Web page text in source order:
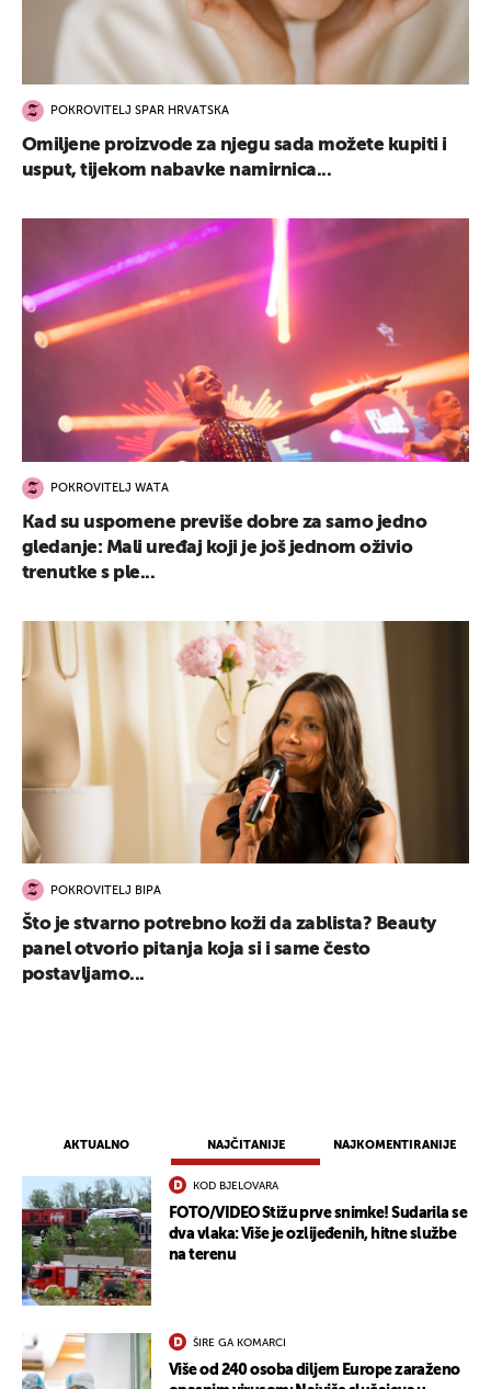
AKTUALNO NAJČITANIJE NAJKOMENTIRANIJE
KOD BJELOVARA
FOTO/VIDEO Stižu prve snimke! Sudarila se
dva vlaka: Više je ozlijeđenih, hitne službe
na terenu
ŠIRE GA KOMARCI
Više od 240 osoba diljem Europe zaraženo
POKROVITELJ SPAR HRVATSKA
Omiljene proizvode za njegu sada možete kupiti i
usput, tijekom nabavke namirnica...
POKROVITELJ WATA
Kad su uspomene previše dobre za samo jedno
gledanje: Mali uređaj koji je još jednom oživio
trenutke s ple...
POKROVITELJ BIPA
Što je stvarno potrebno koži da zablista? Beauty
panel otvorio pitanja koja si i same često
postavljamo...